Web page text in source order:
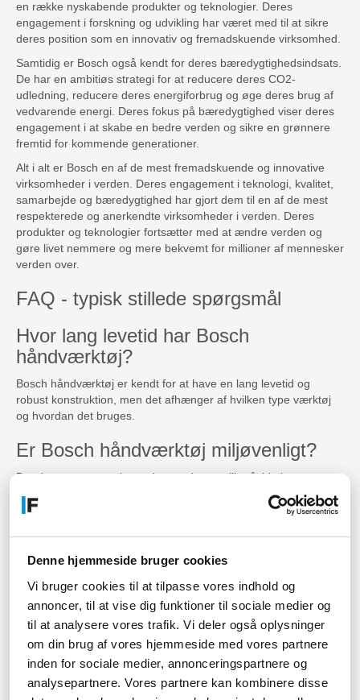
Denne hjemmeside bruger cookies
Vi bruger cookies til at tilpasse vores indhold og
annoncer, til at vise dig funktioner til sociale medier og
til at analysere vores trafik. Vi deler også oplysninger
om din brug af vores hjemmeside med vores partnere
inden for sociale medier, annonceringspartnere og
analysepartnere. Vores partnere kan kombinere disse
en række nyskabende produkter og teknologier. Deres
engagement i forskning og udvikling har været med til at sikre
deres position som en innovativ og fremadskuende virksomhed.
Samtidig er Bosch også kendt for deres bæredygtighedsindsats.
De har en ambitiøs strategi for at reducere deres CO2-
udledning, reducere deres energiforbrug og øge deres brug af
vedvarende energi. Deres fokus på bæredygtighed viser deres
engagement i at skabe en bedre verden og sikre en grønnere
fremtid for kommende generationer.
Alt i alt er Bosch en af de mest fremadskuende og innovative
virksomheder i verden. Deres engagement i teknologi, kvalitet,
samarbejde og bæredygtighed har gjort dem til en af de mest
respekterede og anerkendte virksomheder i verden. Deres
produkter og teknologier fortsætter med at ændre verden og
gøre livet nemmere og mere bekvemt for millioner af mennesker
verden over.
FAQ - typisk stillede spørgsmål
Hvor lang levetid har Bosch
håndværktøj?
Bosch håndværktøj er kendt for at have en lang levetid og
robust konstruktion, men det afhænger af hvilken type værktøj
og hvordan det bruges.
Er Bosch håndværktøj miljøvenligt?
Bosch er engageret i at reducere deres miljøpåvirkning, og
deres håndværktøj er certificeret i henhold til internationale
miljøstandarder.
Hvor godt er Bosch håndværktøj til
prisen?
Bosch håndværktøj er ofte noget dyrere end andre mærker,
men det er også kendt for at have høj kvalitet og effektivitet. Så
det afhænger af ens budget og krav til værktøjet.
Hvor garanti får man på Bosch
håndværktøj?